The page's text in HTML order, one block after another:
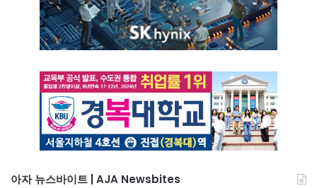
아자 뉴스바이트 | AJA Newsbites